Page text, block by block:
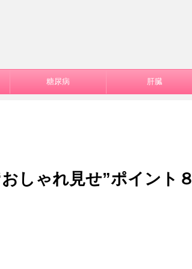
糖尿病 肝臓
しゃれ見せ”ポイント８